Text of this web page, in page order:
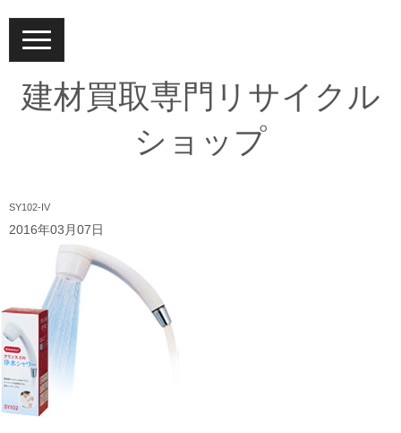
N
a
v
g
a
建材買取専門リサイクル
ショップ
SY102-IV
2016年03月07日